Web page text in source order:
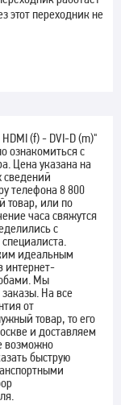
этот переходник не
(f) - DVI-D (m)"
ознакомиться с
Цена указана на
сведений
телефона 8 800
товар, или по
часа свяжутся
с
идеальным
интернет-
Мы
На все
от
товар, то его
и доставляем
возможно
быструю